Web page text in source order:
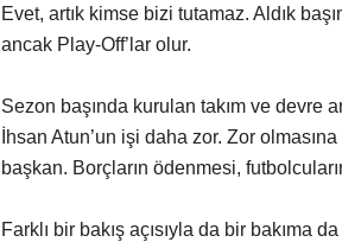
Evet, artık kimse bizi tutamaz. Aldık
ancak Play-Off’lar olur.
Sezon başında kurulan takım ve devre
İhsan Atun’un işi daha zor. Zor
başkan. Borçların ödenmesi,
Farklı bir bakış açısıyla da bir bakıma